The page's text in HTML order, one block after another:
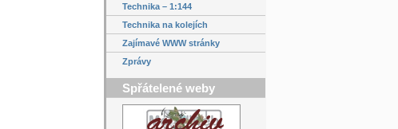
Technika – 1:144
Technika na kolejích
Zajímavé WWW stránky
Zprávy
Spřátelené weby